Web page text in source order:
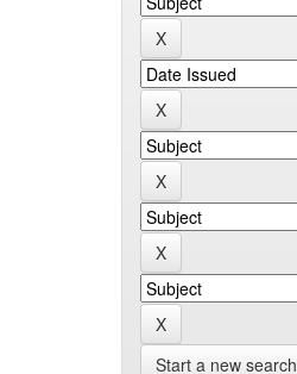
Start a new search